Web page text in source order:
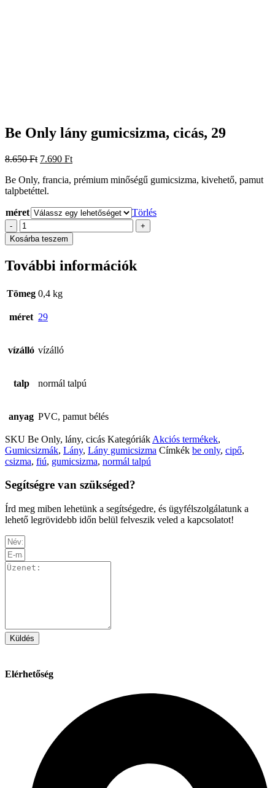
Be Only lány gumicsizma, cicás, 29
8.650Ft Original
was:
8.650 Ft.
7.690 FtCurrent
is:
Be Only, francia, prémium minőségű gumicsizma, kivehető, pamut
talpbetéttel.
méret Törlés
-
Be
Only
lány
cicás,
mennyiség
+
Kosárba teszem
További információk
Tömeg 0,4 kg
méret 29
vízálló vízálló
talp normál talpú
anyag PVC, pamut bélés
SKU Be Only, lány, cicás Kategóriák Akciós termékek,
Gumicsizmák, Lány, Lány gumicsizma Címkék be only, cipő,
csizma, fiú, gumicsizma, normál talpú
Segítségre van szükséged?
Írd meg miben lehetünk a segítségedre, és ügyfélszolgálatunk a
lehető legrövidebb időn belül felveszik veled a kapcsolatot!
Küldés
Elérhetőség